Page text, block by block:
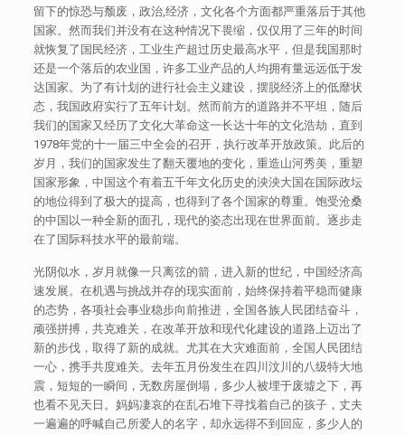
留下的惊恐与颓废，政治,经济，文化各个方面都严重落后于其他
国家。然而我们并没有在这种情况下畏缩，仅仅用了三年的时间
就恢复了国民经济，工业生产超过历史最高水平，但是我国那时
还是一个落后的农业国，许多工业产品的人均拥有量远远低于发
达国家。为了有计划的进行社会主义建设，摆脱经济上的低靡状
态，我国政府实行了五年计划。然而前方的道路并不平坦，随后
我们的国家又经历了文化大革命这一长达十年的文化浩劫，直到
1978年党的十一届三中全会的召开，执行改革开放政策。此后的
岁月，我们的国家发生了翻天覆地的变化，重造山河秀美，重塑
国家形象，中国这个有着五千年文化历史的泱泱大国在国际政坛
的地位得到了极大的提高，也得到了各个国家的尊重。饱受沧桑
的中国以一种全新的面孔，现代的姿态出现在世界面前。逐步走
在了国际科技水平的最前端。
光阴似水，岁月就像一只离弦的箭，进入新的世纪，中国经济高
速发展。在机遇与挑战并存的现实面前，始终保持着平稳而健康
的态势，各项社会事业稳步向前推进，全国各族人民团结奋斗，
顽强拼搏，共克难关，在改革开放和现代化建设的道路上迈出了
新的步伐，取得了新的成就。尤其在大灾难面前，全国人民团结
一心，携手共度难关。去年五月份发生在四川汶川的八级特大地
震，短短的一瞬间，无数房屋倒塌，多少人被埋于废墟之下，再
也看不见天日。妈妈凄哀的在乱石堆下寻找着自己的孩子，丈夫
一遍遍的呼喊自己所爱人的名字，却永远得不到回应，多少人的